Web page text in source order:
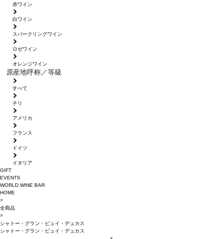
赤ワイン
白ワイン
スパークリングワイン
ロゼワイン
オレンジワイン
原産地呼称／等級
すべて
チリ
アメリカ
フランス
ドイツ
イタリア
GIFT
EVENTS
WORLD WINE BAR
HOME
>
全商品
>
シャトー・グラン・ピュイ・デュカス
シャトー・グラン・ピュイ・デュカス